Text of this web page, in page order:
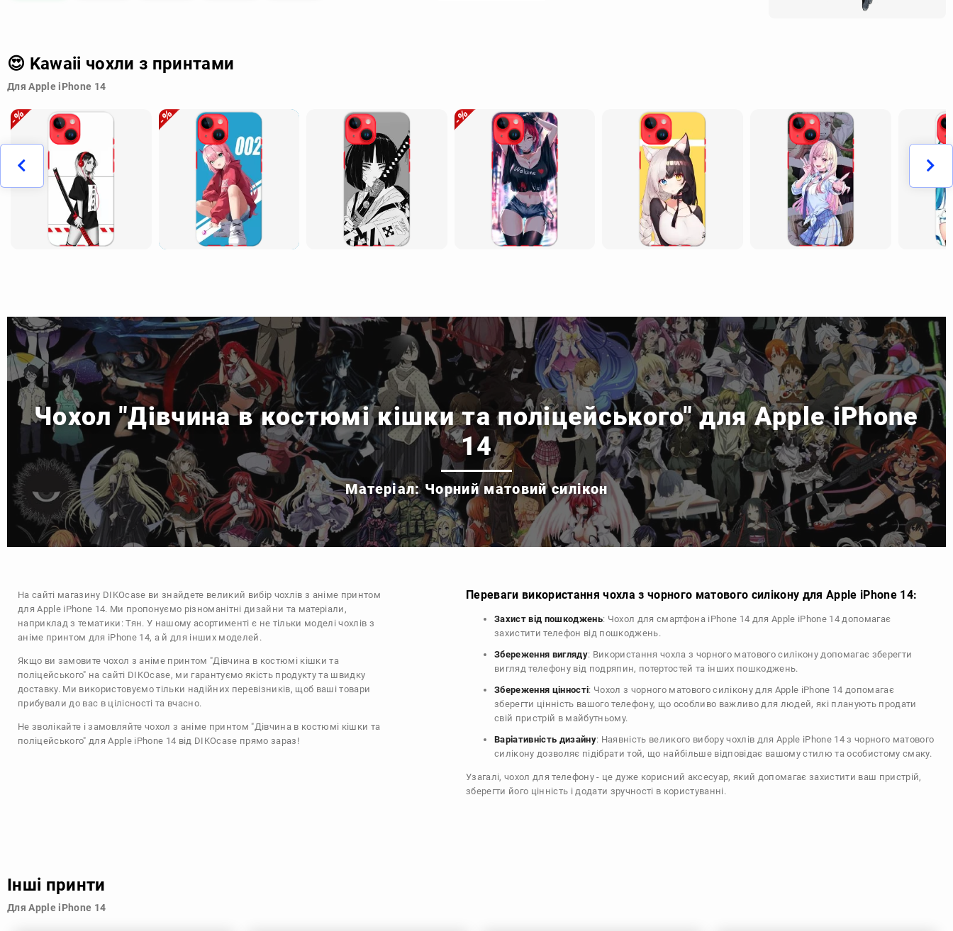
😍 Kawaii чохли з принтами
Для Apple iPhone 14
Чохол "Дівчина в костюмі кішки та поліцейського" для Apple iPhone
14
Матеріал: Чорний матовий силікон
На сайті магазину DIKOcase ви знайдете великий вибір чохлів з аніме принтом
для Apple iPhone 14. Ми пропонуємо різноманітні дизайни та матеріали,
наприклад з тематики:Тян. У нашому асортименті є не тільки моделі чохлів з
аніме принтом для iPhone 14, а й для інших моделей.
Якщо ви замовите чохол з аніме принтом "Дівчина в костюмі кішки та
поліцейського" на сайті DIKOcase, ми гарантуємо якість продукту та швидку
доставку. Ми використовуємо тільки надійних перевізників, щоб ваші товари
прибували до вас в цілісності та вчасно.
Не зволікайте і замовляйте чохол з аніме принтом "Дівчина в костюмі кішки та
поліцейського" для Apple iPhone 14 від DIKOcase прямо зараз!
Переваги використання чохла з чорного матового силікону для Apple iPhone 14:
Захист від пошкоджень: Чохол для смартфона iPhone 14 для Apple iPhone 14 допомагає
захистити телефон від пошкоджень.
Збереження вигляду: Використання чохла з чорного матового силікону допомагає зберегти
вигляд телефону від подряпин, потертостей та інших пошкоджень.
Збереження цінності: Чохол з чорного матового силікону для Apple iPhone 14 допомагає
зберегти цінність вашого телефону, що особливо важливо для людей, які планують продати
свій пристрій в майбутньому.
Варіативність дизайну: Наявність великого вибору чохлів для Apple iPhone 14 з чорного матового
силікону дозволяє підібрати той, що найбільше відповідає вашому стилю та особистому смаку.
Узагалі, чохол для телефону - це дуже корисний аксесуар, який допомагає захистити ваш пристрій,
зберегти його цінність і додати зручності в користуванні.
Інші принти
Для Apple iPhone 14